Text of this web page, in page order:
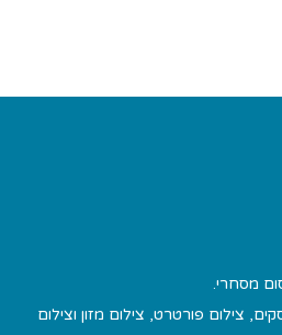
מסחרי.
צילום פורטרט, צילום מזון וצילום